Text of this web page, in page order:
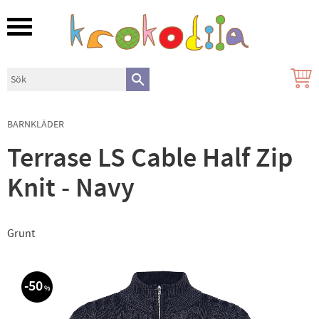
Meny
BARNKLÄDER
Terrase LS Cable Half Zip
Knit - Navy
Grunt
50%